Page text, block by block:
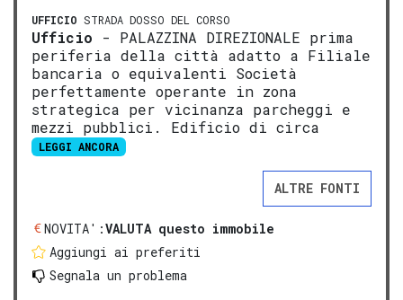
UFFICIO STRADA DOSSO DEL CORSO
Ufficio - PALAZZINA DIREZIONALE prima
periferia della città adatto a Filiale
bancaria o equivalenti Società
perfettamente operante in zona
strategica per vicinanza parcheggi e
mezzi pubblici. Edificio di circa
LEGGI ANCORA
ALTRE FONTI
NOVITA':VALUTA questo immobile
Aggiungi ai preferiti
Segnala un problema